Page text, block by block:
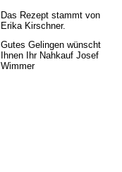
Das Rezept stammt von
Erika Kirschner.
Gutes Gelingen wünscht
Ihnen Ihr Nahkauf Josef
Wimmer